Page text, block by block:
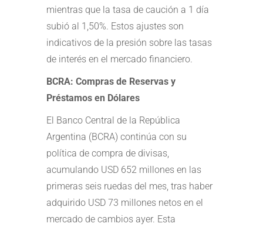
mientras que la tasa de caución a 1 día
subió al 1,50%. Estos ajustes son
indicativos de la presión sobre las tasas
de interés en el mercado financiero.
BCRA: Compras de Reservas y
Préstamos en Dólares
El Banco Central de la República
Argentina (BCRA) continúa con su
política de compra de divisas,
acumulando USD 652 millones en las
primeras seis ruedas del mes, tras haber
adquirido USD 73 millones netos en el
mercado de cambios ayer. Esta